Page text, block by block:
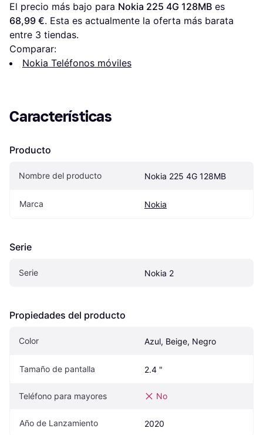
El precio más bajo para Nokia 225 4G 128MB
68,99 €. Esta es actualmente la oferta más barata
entre 3 tiendas.
Comparar:
Nokia Teléfonos móviles
Características
Producto
Nombre del producto Nokia 225 4G 128MB
Marca Nokia
Serie
Serie Nokia 2
Propiedades del producto
Color Azul, Beige, Negro
Tamaño de pantalla 2.4 "
Teléfono para mayores No
Año de Lanzamiento 2020